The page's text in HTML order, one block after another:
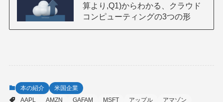
算より,Q1)からわかる、クラウド
コンピューティングの3つの形
本の紹介
米国企業
AAPL
AMZN GAFAM MSFT アップル
アマゾン